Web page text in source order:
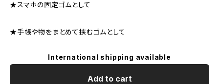
★スマホの固定ゴムとして
★手帳や物をまとめて挟むゴムとして
International shipping available
Add to cart